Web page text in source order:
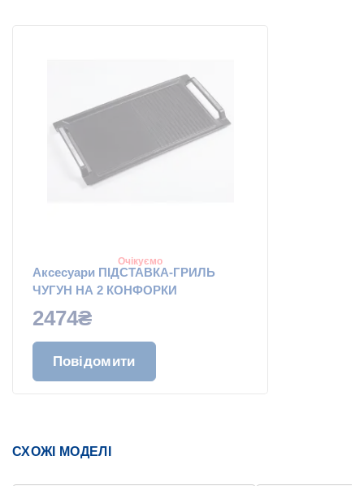
Очікуємо
Аксесуари ПІДСТАВКА-ГРИЛЬ
ЧУГУН НА 2 КОНФОРКИ
2474₴
Повідомити
СХОЖІ МОДЕЛІ